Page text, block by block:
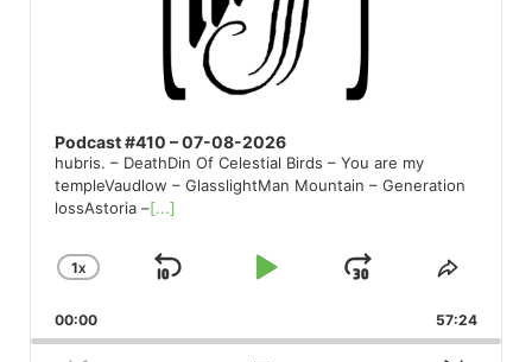
Podcast #410 – 07-08-2026
hubris. – DeathDin Of Celestial Birds – You are my
templeVaudlow – GlasslightMan Mountain – Generation
lossAstoria –[...]
CHANGE
RATE
1X
SKIP
PLAYJUMP
FORWARD
SHARE
00:00 57:24